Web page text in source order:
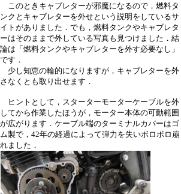
このときキャブレターが邪魔になるので，燃料タ
ンクとキャブレターを外せという説明をしているサ
イトがありました．でも，燃料タンクやキャブレタ
ーはそのままで外している写真も見つけました．結
論は「燃料タンクやキャブレターを外す必要なし」
です．
少し知恵の輪的になりますが，キャブレターを外
さなくとも取り出せます．
ヒントとして，スターターモーターケーブルを外
してから作業したほうが，モーター本体の可動範囲
が広がります．ケーブル端のターミナルカバーはゴ
ム製で，42年の経過によって弾力を失いボロボロ崩
れました．